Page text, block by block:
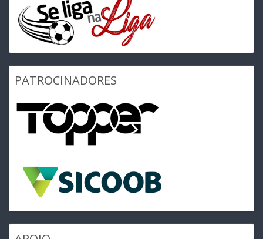
PATROCINADORES